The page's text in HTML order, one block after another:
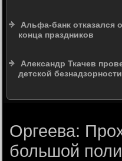
Альфа-банк отказался
конца праздников
Александр Ткачев
детской безнадзорности
Оргеева:
большой